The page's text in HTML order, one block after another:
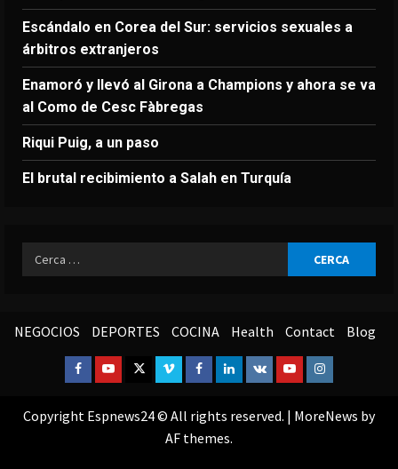
Escándalo en Corea del Sur: servicios sexuales a
árbitros extranjeros
Enamoró y llevó al Girona a Champions y ahora se va
al Como de Cesc Fàbregas
Riqui Puig, a un paso
El brutal recibimiento a Salah en Turquía
Ricerca
per:
NEGOCIOS DEPORTES COCINA Health Contact Blog
Facebook
YoutubeTwitterVimeoFacebook
Linkedin
VK YoutubeInstagram
Copyright Espnews24 © All rights reserved. | MoreNews by
AF themes.